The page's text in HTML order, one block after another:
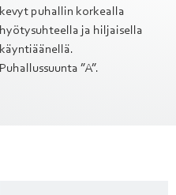
kevyt puhallin korkealla
hyötysuhteella ja hiljaisella
käyntiäänellä.
Puhallussuunta ”A”.